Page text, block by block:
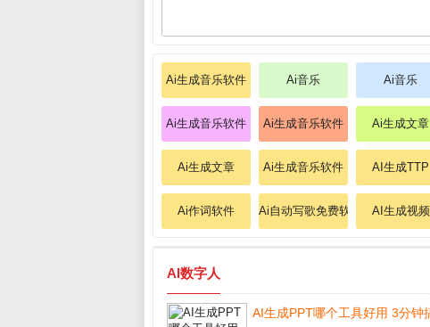
Ai生成音乐软件 Ai音乐 Ai音乐
Ai生成音乐软件 Ai生成音乐软件 Ai生成文章
Ai生成文章 Ai生成音乐软件 AI生成TTP
Ai作词软件 Ai自动写歌免费软件 AI生成视频
AI数字人
AI生成PPT哪个工具好用 3分钟